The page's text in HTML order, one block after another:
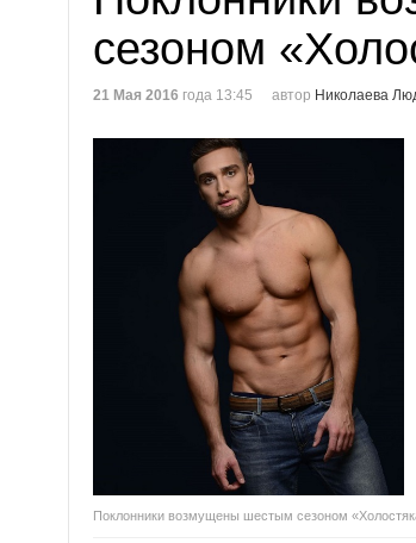
сезоном
21 Мая 2016 года 13:45 автор Николаева
Поклонники возмущены шестым сезоном